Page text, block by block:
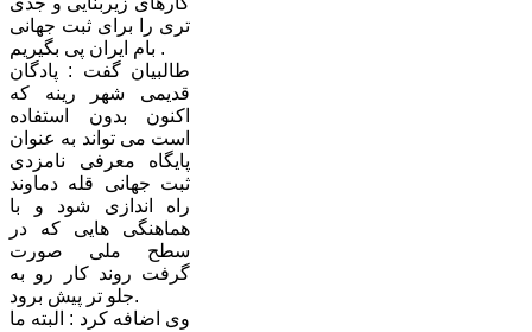
تری را برای ثبت جهانی
بام ایران پی بگیریم .
طالبیان گفت : پادگان
قدیمی شهر رینه که
اکنون بدون استفاده
است می تواند به عنوان
پایگاه معرفی نامزدی
ثبت جهانی قله دماوند
راه اندازی شود و با
هماهنگی هایی که در
سطح ملی صورت
گرفت روند کار رو به
جلو تر پیش برود.
وی اضافه کرد : البته ما